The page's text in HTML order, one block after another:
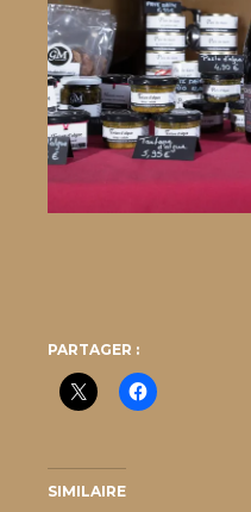
PARTAGER :
SIMILAIRE